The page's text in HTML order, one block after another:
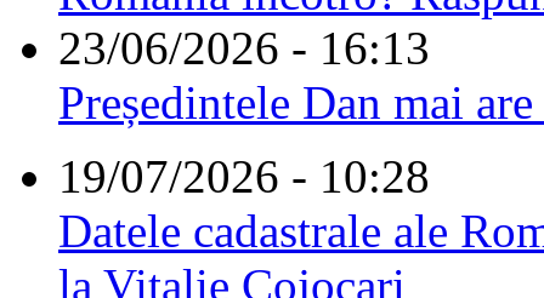
23/06/2026 - 16:13
Președintele Dan mai
19/07/2026 - 10:28
Datele cadastrale ale
la Vitalie Cojocari